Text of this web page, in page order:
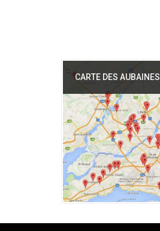
CARTE DES AUBAINES